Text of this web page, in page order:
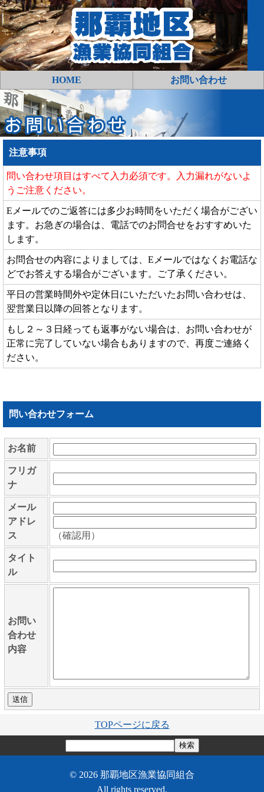
HOME お問い合わせ
注意事項
問い合わせ項目はすべて入力必須です。入力漏れがないよ
うご注意ください。
Eメールでのご返答には多少お時間をいただく場合がござい
ます。お急ぎの場合は、電話でのお問合せをおすすめいた
します。
お問合せの内容によりましては、Eメールではなくお電話な
どでお答えする場合がございます。ご了承ください。
平日の営業時間外や定休日にいただいたお問い合わせは、
翌営業日以降の回答となります。
もし２～３日経っても返事がない場合は、お問い合わせが
正常に完了していない場合もありますので、再度ご連絡く
ださい。
問い合わせフォーム
お名前
フリガ
ナ
メール
アドレ
ス
（確認用）
タイト
ル
お問い
合わせ
内容
TOPページに戻る
© 2026 那覇地区漁業協同組合
All rights reserved.